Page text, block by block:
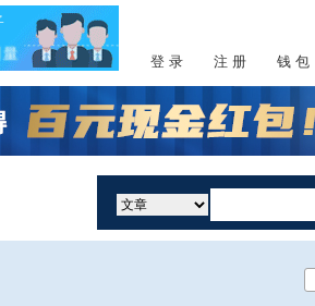
登 录 注 册 钱 包